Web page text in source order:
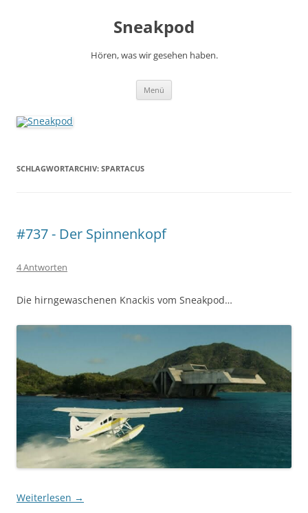
Sneakpod
Hören, was wir gesehen haben.
Menü
SCHLAGWORTARCHIV: SPARTACUS
#737 - Der Spinnenkopf
4 Antworten
Die hirngewaschenen Knackis vom Sneakpod…
Weiterlesen →